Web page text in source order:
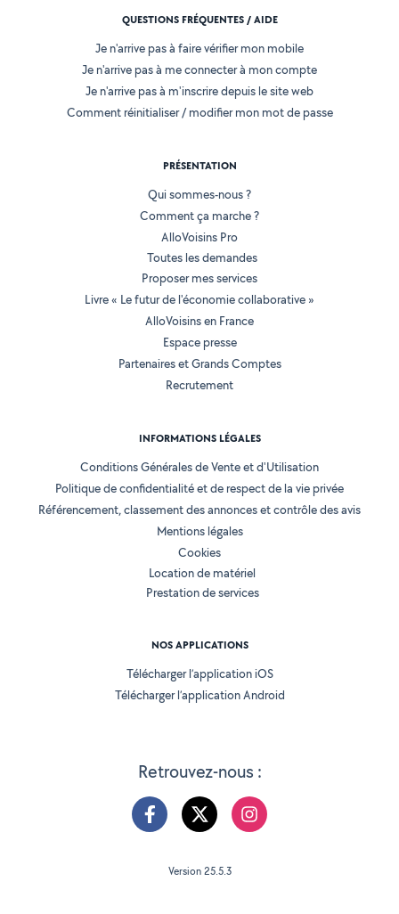
Retrouvez-nous :
QUESTIONS FRÉQUENTES / AIDE
Je n'arrive pas à faire vérifier mon mobile
Je n'arrive pas à me connecter à mon compte
Je n'arrive pas à m'inscrire depuis le site web
Comment réinitialiser / modifier mon mot de passe
PRÉSENTATION
Qui sommes-nous ?
Comment ça marche ?
AlloVoisins Pro
Toutes les demandes
Proposer mes services
Livre « Le futur de l'économie collaborative »
AlloVoisins en France
Espace presse
Partenaires et Grands Comptes
Recrutement
INFORMATIONS LÉGALES
Conditions Générales de Vente et d'Utilisation
Politique de confidentialité et de respect de la vie privée
Référencement, classement des annonces et contrôle des avis
Mentions légales
Cookies
Location de matériel
Prestation de services
NOS APPLICATIONS
Télécharger l’application iOS
Télécharger l’application Android
Version 25.5.3